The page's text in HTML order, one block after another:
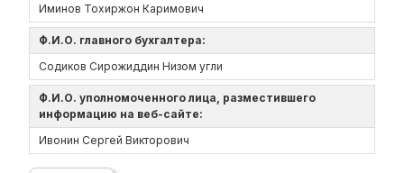
Иминов Тохиржон Каримович
Ф.И.О. главного бухгалтера:
Содиков Сирожиддин Низом угли
Ф.И.О. уполномоченного лица, разместившего
информацию на веб-сайте:
Ивонин Сергей Викторович